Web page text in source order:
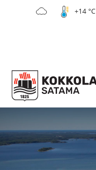
+14 °C